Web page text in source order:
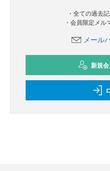
・全ての過去
・会員限定メ
メール
新規